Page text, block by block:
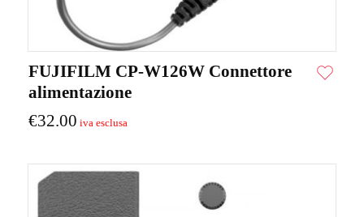
FUJIFILM CP-W126W Connettore
alimentazione
€32.00